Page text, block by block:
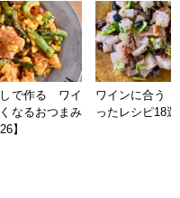
しで作る ワイ
なるおつまみ
】
ワインに合う
ったレシピ18